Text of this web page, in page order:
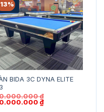
BIDA 3C DYNA ELITE
₫
₫Giá
hiện